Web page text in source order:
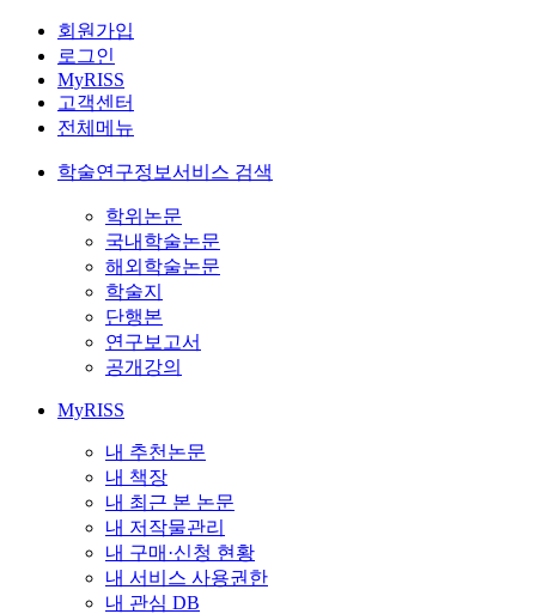
회원가입
로그인
MyRISS
고객센터
전체메뉴
학술연구정보서비스 검색
학위논문
국내학술논문
해외학술논문
학술지
단행본
연구보고서
공개강의
MyRISS
내 추천논문
내 책장
내 최근 본 논문
내 저작물관리
내 구매·신청 현황
내 서비스 사용권한
내 관심 DB